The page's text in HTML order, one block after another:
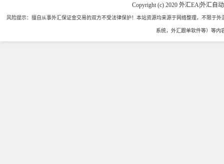
Copyright (c) 2020 外汇EA|外汇自
风险提示：擅自从事外汇保证金交易的双方不受法律保护！本站资源均来源于网络整理，不限于
系统，外汇跟单软件等）等内